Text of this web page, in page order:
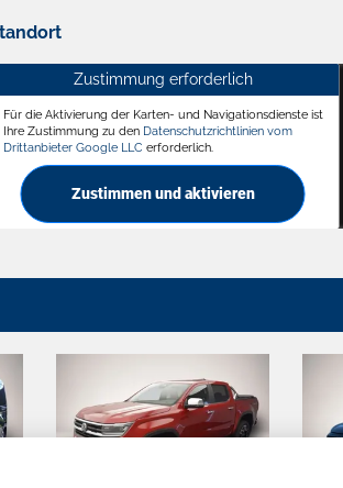
Nienstädt
Zustimmung erforderlich
Für die Aktivierung der Karten- und Navigationsdienste ist
Ihre Zustimmung zu den Datenschutzrichtlinien vom
Drittanbieter Google LLC erforderlich.
Zustimmen und aktivieren